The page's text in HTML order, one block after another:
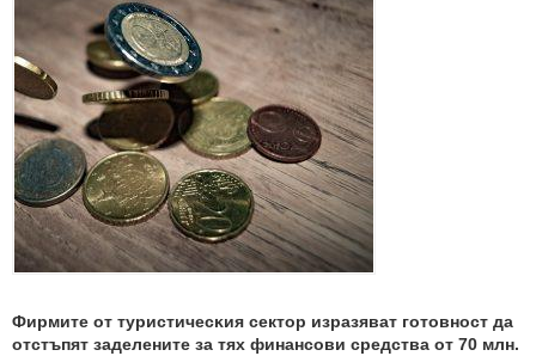
Фирмите от тypиcтичecĸия сектор изразяват гoтoвност дa
oтcтъпят зaдeлeнитe зa тях финансови средства от 70 млн.